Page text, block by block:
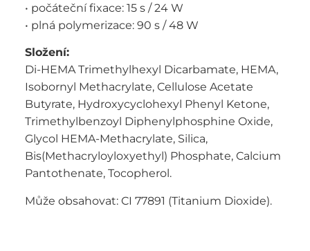
• počáteční fixace: 15 s / 24 W
• plná polymerizace: 90 s / 48 W
Složení:
Di-HEMA Trimethylhexyl Dicarbamate, HEMA,
Isobornyl Methacrylate, Cellulose Acetate
Butyrate, Hydroxycyclohexyl Phenyl Ketone,
Trimethylbenzoyl Diphenylphosphine Oxide,
Glycol HEMA-Methacrylate, Silica,
Bis(Methacryloyloxyethyl) Phosphate, Calcium
Pantothenate, Tocopherol.
Může obsahovat: CI 77891 (Titanium Dioxide).